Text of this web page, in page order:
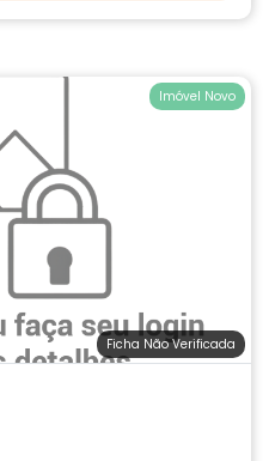
Ficha Não Verificada
Imóvel Novo